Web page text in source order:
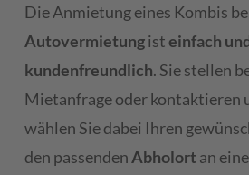
Die Anmietung eines Kombis
Autovermietungisteinfach
kundenfreundlich. Sie stellen
Mietanfrage oder kontaktieren
wählen Sie dabei Ihren
den passenden Abholort an